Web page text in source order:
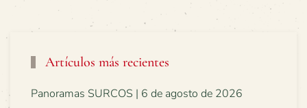
Artículos más recientes
Panoramas SURCOS | 6 de agosto de 2026